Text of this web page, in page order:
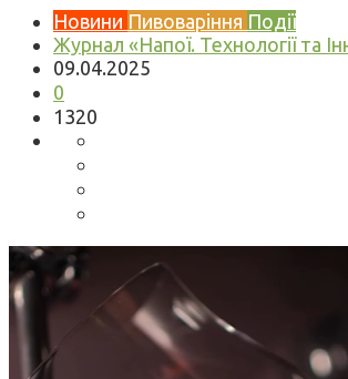
Новини Пивоваріння Події
Журнал «Напої. Технології та
09.04.2025
0
1320